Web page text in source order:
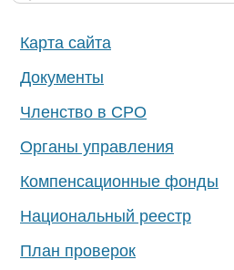
Карта сайта
Документы
Членство в СРО
Органы управления
Компенсационные фонды
Национальный реестр
План проверок